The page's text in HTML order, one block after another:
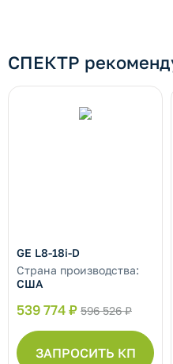
СПЕКТР
GE L8-18i-D
Страна производства:
США
539 774 ₽ 596 526 ₽
ЗАПРОСИТЬ КП